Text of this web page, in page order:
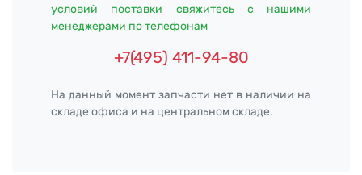
условий поставки свяжитесь с нашими
менеджерами по телефонам
+7(495) 411-94-80
На данный момент запчасти нет в наличии на
складе офиса и на центральном складе.